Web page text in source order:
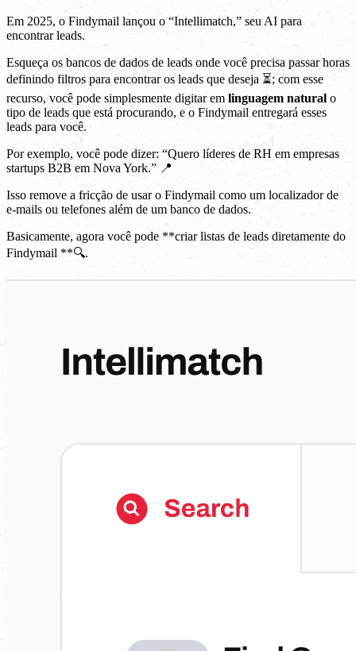
Em 2025, o Findymail lançou o “Intellimatch,” seu AI para
encontrar leads.
Esqueça os bancos de dados de leads onde você precisa passar horas
definindo filtros para encontrar os leads que deseja ⏳; com esse
recurso, você pode simplesmente digitar em linguagem natural o
tipo de leads que está procurando, e o Findymail entregará esses
leads para você.
Por exemplo, você pode dizer: “Quero líderes de RH em empresas
startups B2B em Nova York.” 📍
Isso remove a fricção de usar o Findymail como um localizador de
e-mails ou telefones além de um banco de dados.
Basicamente, agora você pode **criar listas de leads diretamente do
Findymail **🔍.